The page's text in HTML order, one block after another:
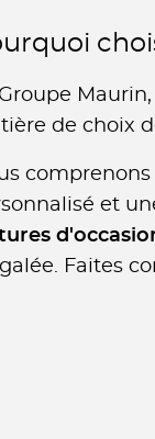
de choix
et
Faites